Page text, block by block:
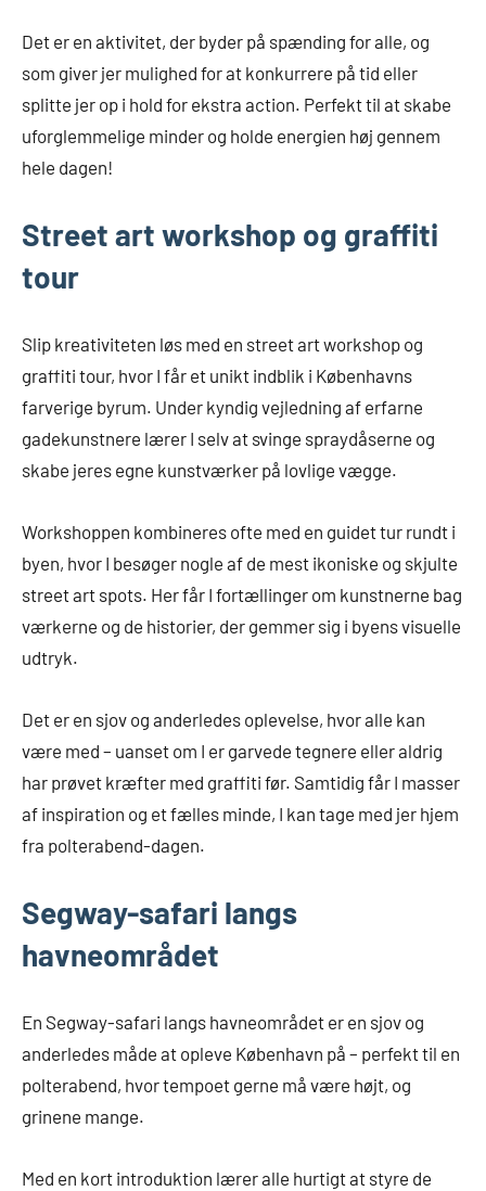
Det er en aktivitet, der byder på spænding for alle, og
som giver jer mulighed for at konkurrere på tid eller
splitte jer op i hold for ekstra action. Perfekt til at skabe
uforglemmelige minder og holde energien høj gennem
hele dagen!
Street art workshop og graffiti
tour
Slip kreativiteten løs med en street art workshop og
graffiti tour, hvor I får et unikt indblik i Københavns
farverige byrum. Under kyndig vejledning af erfarne
gadekunstnere lærer I selv at svinge spraydåserne og
skabe jeres egne kunstværker på lovlige vægge.
Workshoppen kombineres ofte med en guidet tur rundt i
byen, hvor I besøger nogle af de mest ikoniske og skjulte
street art spots. Her får I fortællinger om kunstnerne bag
værkerne og de historier, der gemmer sig i byens visuelle
udtryk.
Det er en sjov og anderledes oplevelse, hvor alle kan
være med – uanset om I er garvede tegnere eller aldrig
har prøvet kræfter med graffiti før. Samtidig får I masser
af inspiration og et fælles minde, I kan tage med jer hjem
fra polterabend-dagen.
Segway-safari langs
havneområdet
En Segway-safari langs havneområdet er en sjov og
anderledes måde at opleve København på – perfekt til en
polterabend, hvor tempoet gerne må være højt, og
grinene mange.
Med en kort introduktion lærer alle hurtigt at styre de